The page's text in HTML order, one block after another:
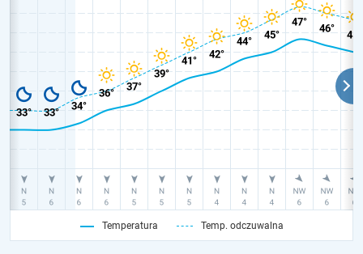
Temperatura Temp. odczuwalna